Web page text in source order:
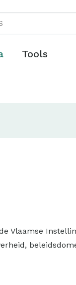
Tools
Vlaamse